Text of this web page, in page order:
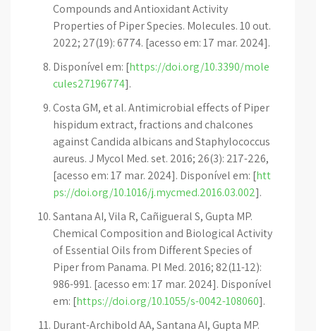
Compounds and Antioxidant Activity
Properties of Piper Species. Molecules. 10 out.
2022; 27(19): 6774. [acesso em: 17 mar. 2024].
Disponível em: [https://doi.org/10.3390/mole
cules27196774].
Costa GM, et al. Antimicrobial effects of Piper
hispidum extract, fractions and chalcones
against Candida albicans and Staphylococcus
aureus. J Mycol Med. set. 2016; 26(3): 217-226,
[acesso em: 17 mar. 2024]. Disponível em: [htt
ps://doi.org/10.1016/j.mycmed.2016.03.002].
Santana AI, Vila R, Cañigueral S, Gupta MP.
Chemical Composition and Biological Activity
of Essential Oils from Different Species of
Piper from Panama. Pl Med. 2016; 82(11-12):
986-991. [acesso em: 17 mar. 2024]. Disponível
em: [https://doi.org/10.1055/s-0042-108060].
Durant-Archibold AA, Santana AI, Gupta MP.